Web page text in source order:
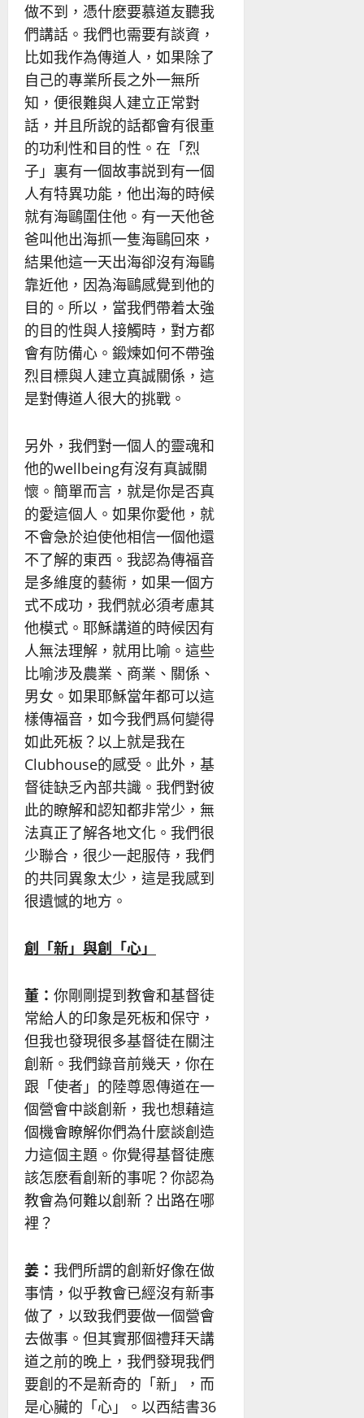
做不到，憑什麽要慕道友聽我
們講話。我們也需要有談資，
比如我作為傳道人，如果除了
自己的專業所長之外一無所
知，便很難與人建立正常對
話，并且所說的話都會有很重
的功利性和目的性。在「烈
子」裏有一個故事説到有一個
人有特異功能，他出海的時候
就有海鷗圍住他。有一天他爸
爸叫他出海抓一隻海鷗回來，
結果他這一天出海卻沒有海鷗
靠近他，因為海鷗感覺到他的
目的。所以，當我們帶着太強
的目的性與人接觸時，對方都
會有防備心。鍛煉如何不帶強
烈目標與人建立真誠關係，這
是對傳道人很大的挑戰。
另外，我們對一個人的靈魂和
他的wellbeing有沒有真誠關
懷。簡單而言，就是你是否真
的愛這個人。如果你愛他，就
不會急於迫使他相信一個他還
不了解的東西。我認為傳福音
是多維度的藝術，如果一個方
式不成功，我們就必須考慮其
他模式。耶穌講道的時候因有
人無法理解，就用比喻。這些
比喻涉及農業、商業、關係、
男女。如果耶穌當年都可以這
樣傳福音，如今我們爲何變得
如此死板？以上就是我在
Clubhouse的感受。此外，基
督徒缺乏內部共識。我們對彼
此的瞭解和認知都非常少，無
法真正了解各地文化。我們很
少聯合，很少一起服侍，我們
的共同異象太少，這是我感到
很遺憾的地方。
創「新」與創「心」
董： 你剛剛提到教會和基督徒
常給人的印象是死板和保守，
但我也發現很多基督徒在關注
創新。我們錄音前幾天，你在
跟「使者」的陸尊恩傳道在一
個營會中談創新，我也想藉這
個機會瞭解你們為什麼談創造
力這個主題。你覺得基督徒應
該怎麽看創新的事呢？你認為
教會為何難以創新？出路在哪
裡？
姜： 我們所謂的創新好像在做
事情，似乎教會已經沒有新事
做了，以致我們要做一個營會
去做事。但其實那個禮拜天講
道之前的晚上，我們發現我們
要創的不是新奇的「新」，而
是心臟的「心」。以西結書36